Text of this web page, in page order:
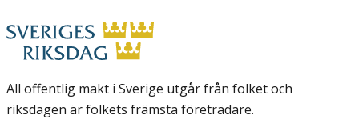
All offentlig makt i Sverige utgår från folket och
riksdagen är folkets främsta företrädare.